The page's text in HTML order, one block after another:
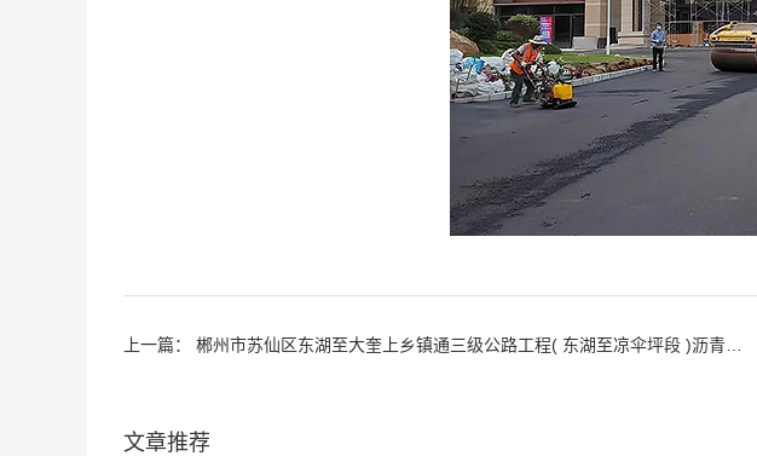
上一篇： 郴州市苏仙区东湖至大奎上乡镇通三级公路工程( 东湖至凉伞坪段 )沥青路面施工
文章推荐